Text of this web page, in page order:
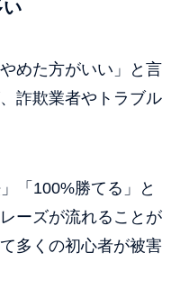
い
めた方がいい」と言
詐欺業者やトラブル
「100%勝てる」と
ーズが流れることが
多くの初心者が被害